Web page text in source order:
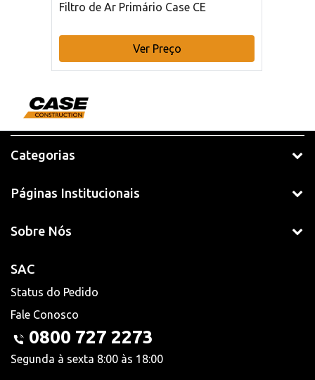
Filtro de Ar Primário Case CE
Ver Preço
Categorias
Páginas Institucionais
Sobre Nós
SAC
Status do Pedido
Fale Conosco
0800 727 2273
Segunda à sexta 8:00 às 18:00